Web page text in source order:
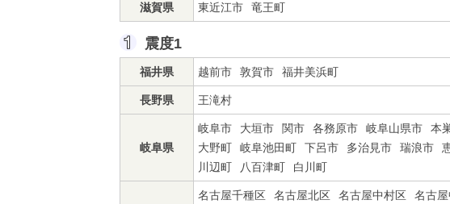
滋賀県 東近江市 竜王町
震度1
福井県 越前市 敦賀市 福井美浜町
長野県 王滝村
岐阜県
岐阜市 大垣市 関市 各務原市 岐阜山県市 本
大野町
岐阜池田町 下呂市 多治見市 瑞浪市
川辺町
八百津町 白川町
名古屋千種区 名古屋北区 名古屋中村区 名古